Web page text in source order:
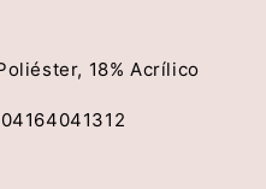
18% Acrílico